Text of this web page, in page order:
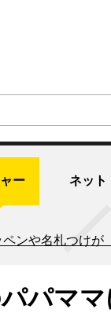
ー ネット
ンや名札つけ
パマ